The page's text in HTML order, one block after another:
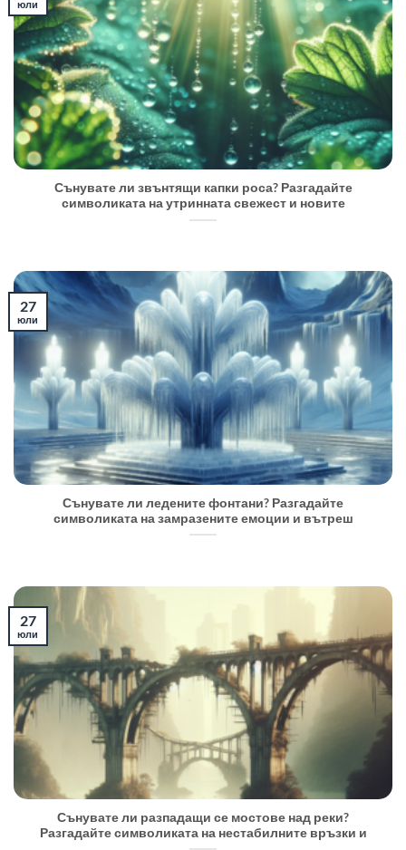
Сънувате ли звънтящи капки роса? Разгадайте
символиката на утринната свежест и новите
юли
Сънувате ли ледените фонтани? Разгадайте
символиката на замразените емоции и вътреш
27
юли
Сънувате ли разпадащи се мостове над реки?
Разгадайте символиката на нестабилните връзки и
27
юли